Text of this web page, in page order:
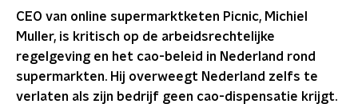
CEO van online supermarktketen Picnic, Michiel
Muller, is kritisch op de arbeidsrechtelijke
regelgeving en het cao-beleid in Nederland rond
supermarkten. Hij overweegt Nederland zelfs te
verlaten als zijn bedrijf geen cao-dispensatie krijgt.